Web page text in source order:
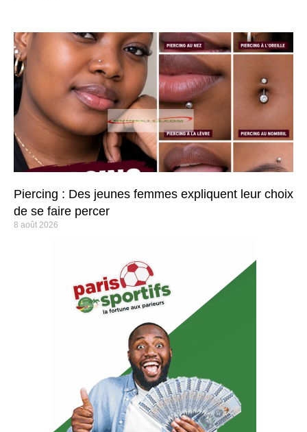
Piercing : Des jeunes femmes expliquent leur choix
de se faire percer
8 août 2026